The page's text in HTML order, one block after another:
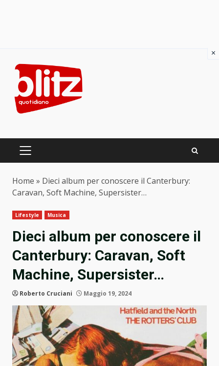
content
PRIMARY
Home » Dieci album per conoscere il Canterbury:
Caravan, Soft Machine, Supersister…
Lifestyle Musica
Dieci album per conoscere il
Canterbury: Caravan, Soft
Machine, Supersister…
Roberto Cruciani Maggio 19, 2024
×